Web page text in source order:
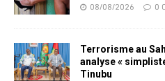
08/08/2026 0
Terrorisme au
analyse «
Tinubu